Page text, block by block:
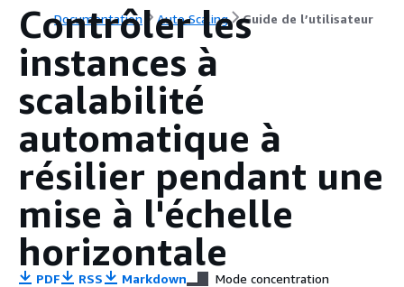
Documentation Auto Scaling Guide de l’utilisateur
Contrôler les
instances à
scalabilité
automatique à
résilier pendant une
mise à l'échelle
horizontale
PDF RSS Markdown Mode concentration